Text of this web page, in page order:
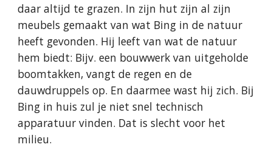
daar altijd te grazen. In zijn hut zijn al zijn
meubels gemaakt van wat Bing in de natuur
heeft gevonden. Hij leeft van wat de natuur
hem biedt: Bijv. een bouwwerk van uitgeholde
boomtakken, vangt de regen en de
dauwdruppels op. En daarmee wast hij zich. Bij
Bing in huis zul je niet snel technisch
apparatuur vinden. Dat is slecht voor het
milieu.